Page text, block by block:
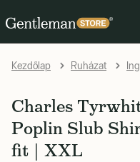
Kezdőlap Ruházat
Charles
Poplin Slub
fit | XXL